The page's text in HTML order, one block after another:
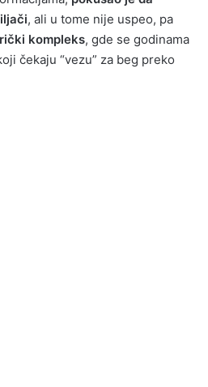
, ali u tome nije uspeo, pa
kompleks, gde se godinama
čekaju “vezu” za beg preko